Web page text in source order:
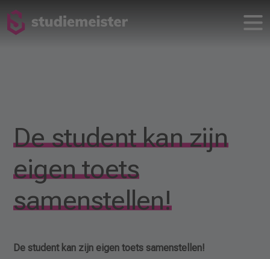
De student kan zijn
eigen toets
samenstellen!
De student kan zijn eigen toets samenstellen!